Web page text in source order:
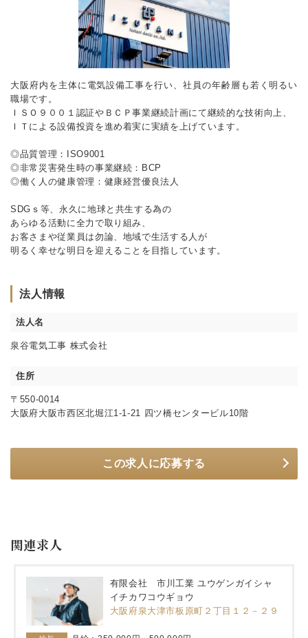
大阪府内を主体に電気設備工事を行い、社員の年齢層も若く明るい
職場です。
ＩＳＯ９００１認証やＢＣＰ事業継続計画にて継続的な技術向上、
ＩＴによる設備投資を進め着実に実績を上げています。
◎品質管理：ISO9001
◎非常災害発生時の事業継続：BCP
◎働く人の健康管理：健康経営優良法人
SDGｓ等、永久に地球と共生する為の
あらゆる活動に全力で取り組み、
お客さまや従業員は勿論、地域で生活する人が
明るく幸せな明日を迎えることを目指しています。
法人情報
法人名
泉谷電気工事 株式会社
住所
〒550-0014
大阪府大阪市西区北堀江1-1-21 四ツ橋センタービル10階
この求人に応募する
関連求人
有限会社 市川工業 ユウゲンガイシャ
イチカワコウギョウ
大阪府泉大津市板原町２丁目１２－２９